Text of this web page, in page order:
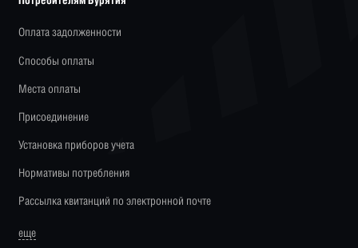
Оплата задолженности
Способы оплаты
Места оплаты
Присоединение
Установка приборов учета
Нормативы потребления
Рассылка квитанций по электронной почте
еще